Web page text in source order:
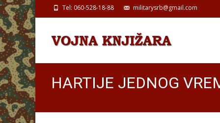
Tel: 060-528-18-88 militarysrb@gmail.com
HARTIJE JEDNOG